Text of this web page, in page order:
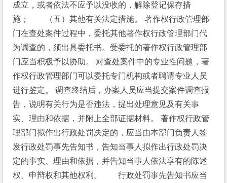
成立，或者依法不应予以没收的，解除登记保存措
施；　　（五）其他有关法定措施。 著作权行政管理部
门在查处案件过程中，委托其他著作权行政管理部门代
为调查的，须出具委托书。受委托的著作权行政管理部
门应当积极予以协助。 对查处案件中的专业性问题，著
作权行政管理部门可以委托专门机构或者聘请专业人员
进行鉴定。 调查终结后，办案人员应当提交案件调查报
告，说明有关行为是否违法，提出处理意见及有关事
实、理由和依据，并附上全部证据材料。 著作权行政管
理部门拟作出行政处罚决定的，应当由本部门负责人签
发行政处罚事先告知书，告知当事人拟作出行政处罚决
定的事实、理由和依据，并告知当事人依法享有的陈述
权、申辩权和其他权利。　　行政处罚事先告知书应当